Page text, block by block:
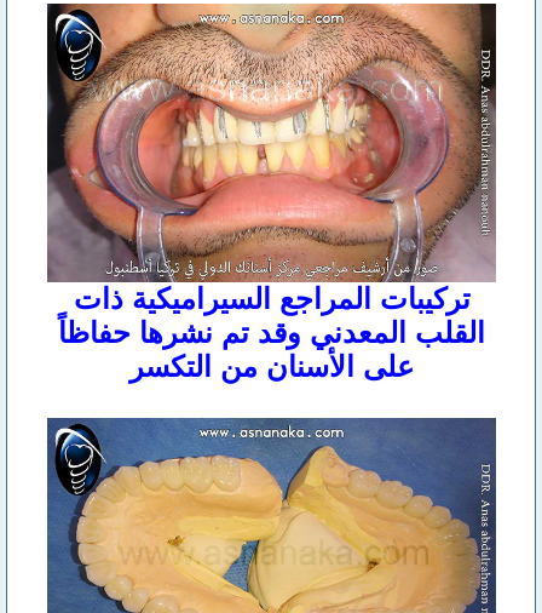
تركيبات المراجع السيراميكية ذات
القلب المعدني وقد تم نشرها حفاظاً
على الأسنان من التكسر